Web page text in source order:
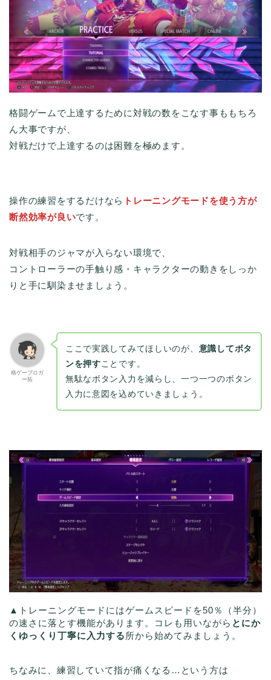
格闘ゲームで上達するために対戦の数をこなす事ももちろ
ん大事ですが、
対戦だけで上達するのは困難を極めます。
操作の練習をするだけなら トレーニングモードを使う方が
断然効率が良いです。
対戦相手のジャマが入らない環境で、
コントローラーの手触り感・キャラクターの動きをしっか
りと手に馴染ませましょう。
格ゲーブロガ
ー拓
ここで実践してみてほしいのが、 意識してボタ
ンを押すことです。
無駄なボタン入力を減らし、一つ一つのボタン
入力に意図を込めていきましょう。
▲トレーニングモードにはゲームスピードを50％（半分）
の速さに落とす機能があります。コレも用いながら とにか
くゆっくり丁寧に入力する 所から始めてみましょう。
ちなみに、練習していて指が痛くなる…という方は